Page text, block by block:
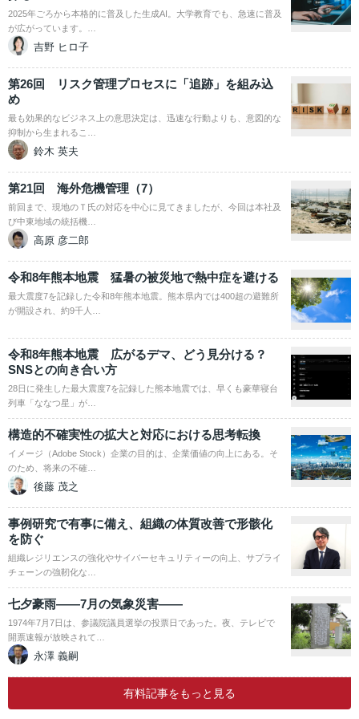
2025年ごろから本格的に普及した生成AI。大学教育でも、急速に普及
が広がっています。…
吉野 ヒロ子
第26回 リスク管理プロセスに「追跡」を組み込
め
最も効果的なビジネス上の意思決定は、迅速な行動よりも、意図的な
抑制から生まれるこ…
鈴木 英夫
第21回 海外危機管理（7）
前回まで、現地のＴ氏の対応を中心に見てきましたが、今回は本社及
び中東地域の統括機…
高原 彦二郎
令和8年熊本地震 猛暑の被災地で熱中症を避ける
最大震度7を記録した令和8年熊本地震。熊本県内では400超の避難所
が開設され、約9千人…
令和8年熊本地震 広がるデマ、どう見分ける？
SNSとの向き合い方
28日に発生した最大震度7を記録した熊本地震では、早くも豪華寝台
列車「ななつ星」が…
構造的不確実性の拡大と対応における思考転換
イメージ（Adobe Stock）企業の目的は、企業価値の向上にある。そ
のため、将来の不確…
後藤 茂之
事例研究で有事に備え、組織の体質改善で形骸化
を防ぐ
組織レジリエンスの強化やサイバーセキュリティーの向上、サプライ
チェーンの強靭化な…
七夕豪雨――7月の気象災害――
1974年7月7日は、参議院議員選挙の投票日であった。夜、テレビで
開票速報が放映されて…
永澤 義嗣
有料記事をもっと見る